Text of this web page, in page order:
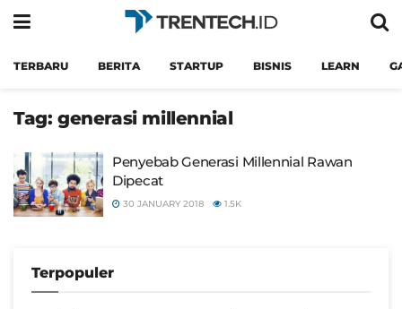
TERBARU BERITA STARTUP BISNIS LEARN
Tag: generasi millennial
Penyebab Generasi Millennial Rawan
Dipecat
30 JANUARY 2018 1.5K
Terpopuler